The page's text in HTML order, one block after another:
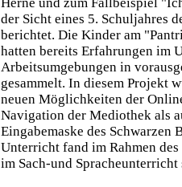
der Sicht eines 5. Schuljahres
berichtet. Die Kinder am
hatten bereits Erfahrungen im
Arbeitsumgebungen in
gesammelt. In diesem Projekt
neuen Möglichkeiten der
Navigation der Mediothek als
Eingabemaske des Schwarzen
Unterricht fand im Rahmen
im Sach-und Spracheunterricht